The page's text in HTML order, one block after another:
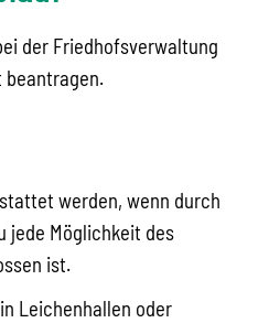
der Friedhofsverwaltung
beantragen.
werden, wenn durch
jede Möglichkeit des
ist.
Leichenhallen oder